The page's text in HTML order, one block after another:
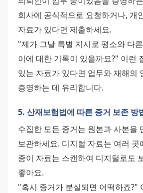
회사에 공식적으로 요청하거나, 개
자료가 있다면 제출하세요.
"제가 그날 특별 지시로 평소와 다
이에 대한 기록이 있을까요?" 이런
있는 자료가 있다면 업무와 재해의
증명하는 데 유리합니다.
5. 산재보험법에 따른 증거 보존 방
수집한 모든 증거는 원본과 사본을
보관하세요. 디지털 자료는 여러 곳
종이 자료는 스캔하여 디지털로도
좋아요.
"혹시 증거가 분실되면 어떡하죠?"